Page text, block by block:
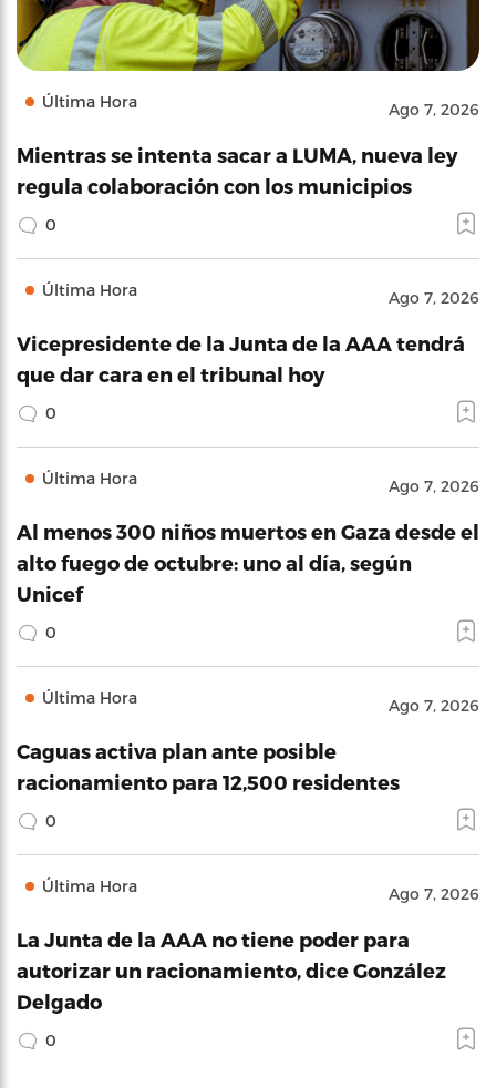
Última Hora Ago 7, 2026
Mientras se intenta sacar a LUMA, nueva ley
regula colaboración con los municipios
0
Última Hora Ago 7, 2026
Vicepresidente de la Junta de la AAA tendrá
que dar cara en el tribunal hoy
0
Última Hora Ago 7, 2026
Al menos 300 niños muertos en Gaza desde el
alto fuego de octubre: uno al día, según
Unicef
0
Última Hora Ago 7, 2026
Caguas activa plan ante posible
racionamiento para 12,500 residentes
0
Última Hora Ago 7, 2026
La Junta de la AAA no tiene poder para
autorizar un racionamiento, dice González
Delgado
0